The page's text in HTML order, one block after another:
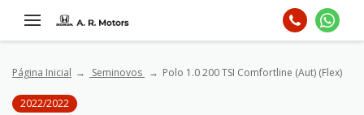
Página Inicial Seminovos Polo 1.0 200 TSI Comfortline (Aut) (Flex)
2022/2022